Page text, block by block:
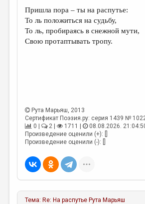
ОБЪЯВЛЕНИЯ
КОЛОНКА РЕДАКТОРА
РЕДКОЛЛЕГИЯ
ЛИТЕРАТУРОВЕДЕНИЕ
КУЛЬТУРОВЕДЕНИЕ
ПУБЛИЦИСТИКА
РЕЦЕНЗИРОВАНИЕ
ЦИКЛЫ ПУБЛИКАЦИЙ
ТРЕДИАКОВСКИЙ
Пришла пора – ты на распутье:
То ль положиться на судьбу,
То ль, пробираясь в снежной мути,
Свою протаптывать тропу.
Рута Марьяш, 2013
Сертификат Поэзия.ру: серия 1439 №
0 |
2 | 1711 |
08.08.2026.
Произведение оценили (+): []
Произведение оценили (-): []
Тема: Re: На распутье Рута Марьяш